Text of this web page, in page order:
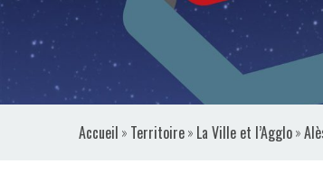
ESPACE PRESSE
Accueil » Territoire» La Ville et l’Agglo»